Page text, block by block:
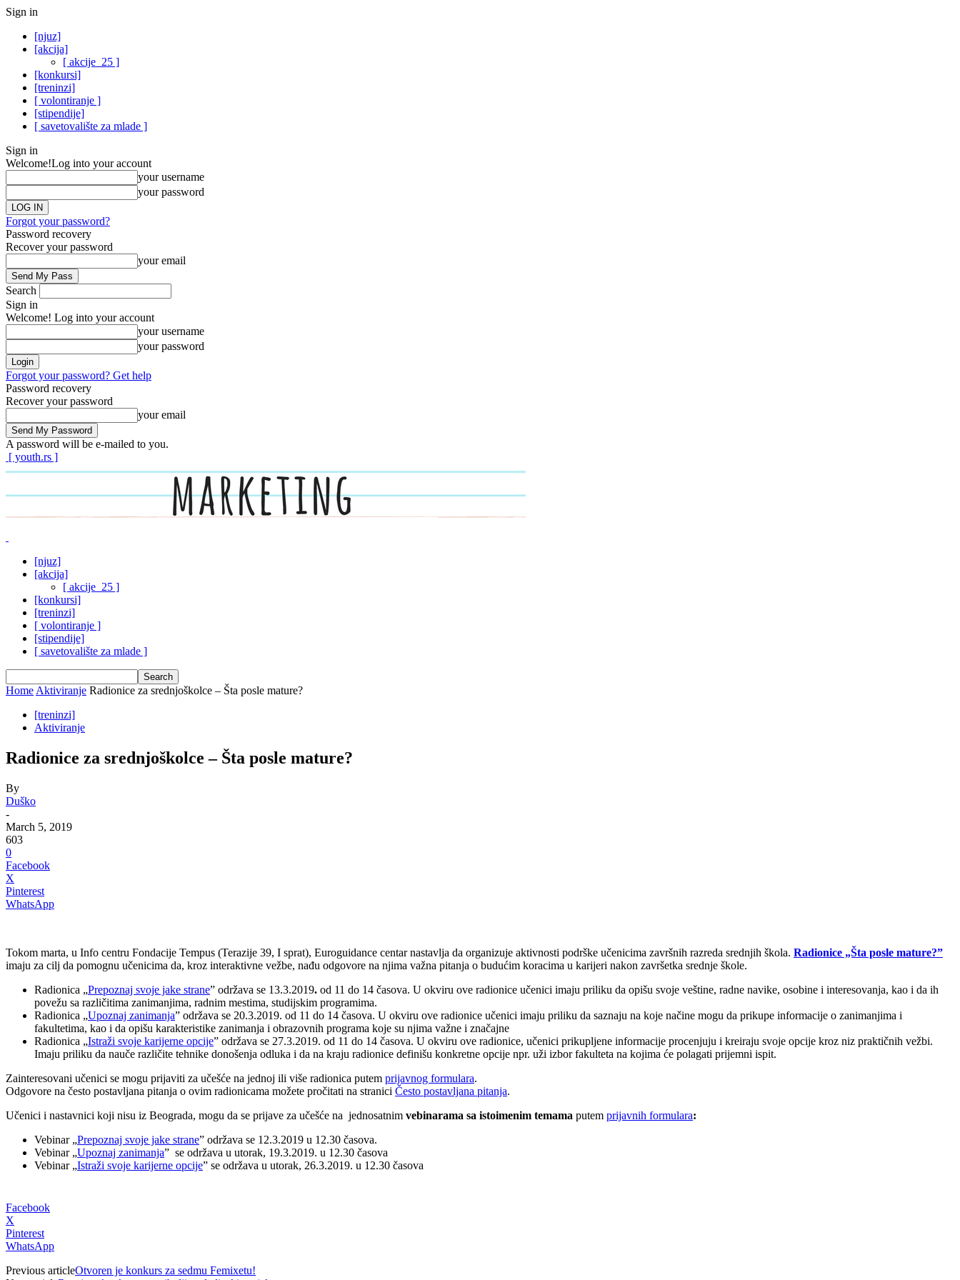
Sign in
[njuz]
[akcija]
[ akcije_25 ]
[konkursi]
[treninzi]
[ volontiranje ]
[stipendije]
[ savetovalište za mlade ]
Sign in
Welcome!Log into your account
your username
your password
Forgot your password?
Password recovery
Recover your password
your email
Search
Sign in
Welcome! Log into your account
your username
your password
Forgot your password? Get help
Password recovery
Recover your password
your email
A password will be e-mailed to you.
[ youth.rs ]
[njuz]
[akcija]
[ akcije_25 ]
[konkursi]
[treninzi]
[ volontiranje ]
[stipendije]
[ savetovalište za mlade ]
Home Aktiviranje Radionice za srednjoškolce – Šta posle mature?
[treninzi]
Aktiviranje
Radionice za srednjoškolce – Šta posle mature?
By
Duško
-
March 5, 2019
603
0
Facebook
X
Pinterest
WhatsApp
Tokom marta, u Info centru Fondacije Tempus (Terazije 39, I sprat), Euroguidance centar nastavlja da organizuje aktivnosti podrške učenicima završnih razreda srednjih škola. Radionice „Šta posle mature?”
imaju za cilj da pomognu učenicima da, kroz interaktivne vežbe, nađu odgovore na njima važna pitanja o budućim koracima u karijeri nakon završetka srednje škole.
Radionica „Prepoznaj svoje jake strane” održava se 13.3.2019. od 11 do 14 časova. U okviru ove radionice učenici imaju priliku da opišu svoje veštine, radne navike, osobine i interesovanja, kao i da ih
povežu sa različitima zanimanjima, radnim mestima, studijskim programima.
Radionica „Upoznaj zanimanja” održava se 20.3.2019. od 11 do 14 časova. U okviru ove radionice učenici imaju priliku da saznaju na koje načine mogu da prikupe informacije o zanimanjima i
fakultetima, kao i da opišu karakteristike zanimanja i obrazovnih programa koje su njima važne i značajne
Radionica „Istraži svoje karijerne opcije” održava se 27.3.2019. od 11 do 14 časova. U okviru ove radionice, učenici prikupljene informacije procenjuju i kreiraju svoje opcije kroz niz praktičnih vežbi.
Imaju priliku da nauče različite tehnike donošenja odluka i da na kraju radionice definišu konkretne opcije npr. uži izbor fakulteta na kojima će polagati prijemni ispit.
Zainteresovani učenici se mogu prijaviti za učešće na jednoj ili više radionica putem prijavnog formulara.
Odgovore na često postavljana pitanja o ovim radionicama možete pročitati na stranici Često postavljana pitanja.
Učenici i nastavnici koji nisu iz Beograda, mogu da se prijave za učešće na jednosatnim vebinarama sa istoimenim temama putem prijavnih formulara:
Vebinar „Prepoznaj svoje jake strane” održava se 12.3.2019 u 12.30 časova.
Vebinar „Upoznaj zanimanja” se održava u utorak, 19.3.2019. u 12.30 časova
Vebinar „Istraži svoje karijerne opcije” se održava u utorak, 26.3.2019. u 12.30 časova
Facebook
X
Pinterest
WhatsApp
Previous articleOtvoren je konkurs za sedmu Femixetu!